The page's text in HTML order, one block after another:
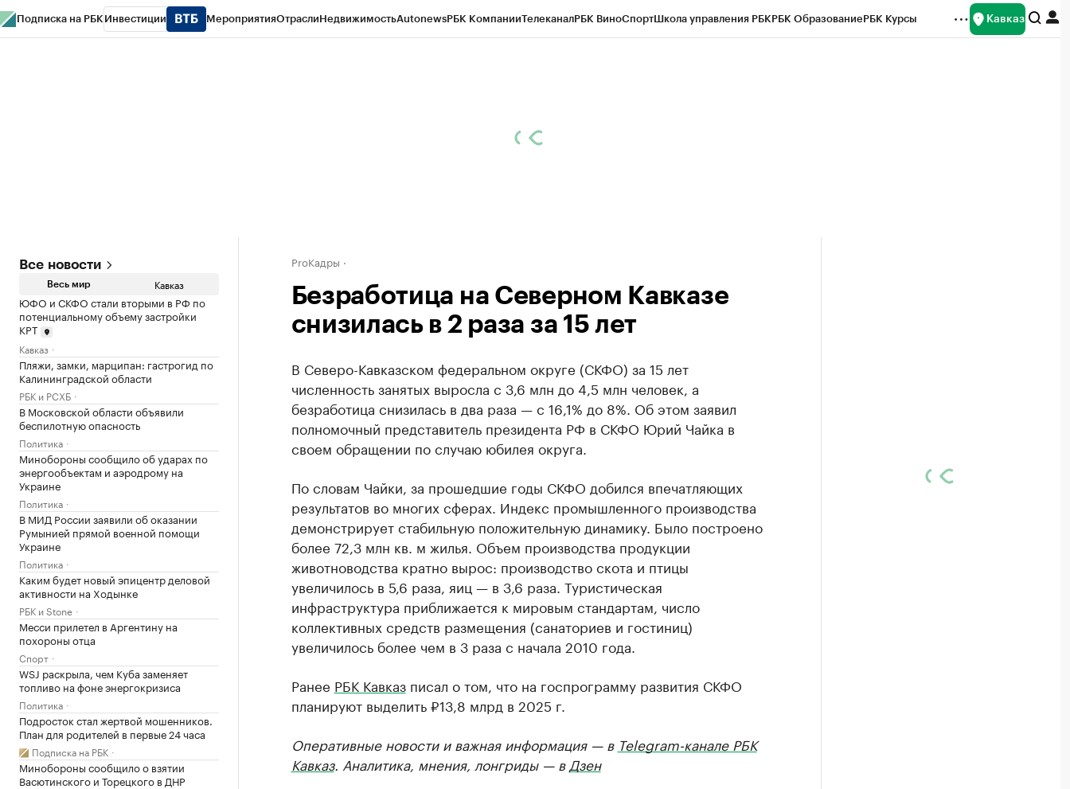
Подписка на РБК Инвестиции МероприятияОтраслиНедвижимостьAutonewsРБК КомпанииТелеканалРБК ВиноСпортШкола управления РБКРБК ОбразованиеРБК Курсы Кавказ
Все новости
Весь мир Кавказ
ЮФО и СКФО стали вторыми в РФ по
потенциальному объему застройки
КРТ
Кавказ
Пляжи, замки, марципан: гастрогид по
Калининградской области
РБК и РСХБ
В Московской области объявили
беспилотную опасность
Политика
Минобороны сообщило об ударах по
энергообъектам и аэродрому на
Украине
Политика
В МИД России заявили об оказании
Румынией прямой военной помощи
Украине
Политика
Каким будет новый эпицентр деловой
активности на Ходынке
РБК и Stone
Месси прилетел в Аргентину на
похороны отца
Спорт
WSJ раскрыла, чем Куба заменяет
топливо на фоне энергокризиса
Политика
Подросток стал жертвой мошенников.
План для родителей в первые 24 часа
Подписка на РБК
Минобороны сообщило о взятии
Васютинского и Торецкого в ДНР
ProКадры
Безработица на Северном Кавказе
снизилась в 2 раза за 15 лет
В Северо-Кавказском федеральном округе (СКФО) за 15 лет
численность занятых выросла с 3,6 млн до 4,5 млн человек, а
безработица снизилась в два раза — с 16,1% до 8%. Об этом заявил
полномочный представитель президента РФ в СКФО Юрий Чайка в
своем обращении по случаю юбилея округа.
По словам Чайки, за прошедшие годы СКФО добился впечатляющих
результатов во многих сферах. Индекс промышленного производства
демонстрирует стабильную положительную динамику. Было построено
более 72,3 млн кв. м жилья. Объем производства продукции
животноводства кратно вырос: производство скота и птицы
увеличилось в 5,6 раза, яиц — в 3,6 раза. Туристическая
инфраструктура приближается к мировым стандартам, число
коллективных средств размещения (санаториев и гостиниц)
увеличилось более чем в 3 раза с начала 2010 года.
Ранее РБК Кавказписал о том, что на госпрограмму развития СКФО
планируют выделить ₽13,8 млрд в 2025 г.
Оперативные новости и важная информация — в Telegram-канале РБК
Кавказ. Аналитика, мнения, лонгриды — в Дзен